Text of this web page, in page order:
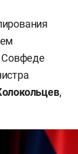
Совфеде
,